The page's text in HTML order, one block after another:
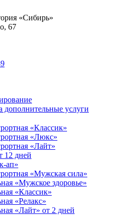
«Сибирь»
67
дополнительные услуги
«Классик»
«Люкс»
«Лайт»
12 дней
ап»
«Мужская сила»
«Мужское здоровье»
«Классик»
«Релакс»
«Лайт» от 2 дней